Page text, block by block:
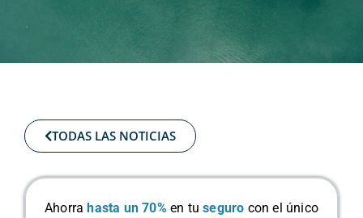
TODAS LAS NOTICIAS
Ahorra hasta un 70% en tuseguro con el único